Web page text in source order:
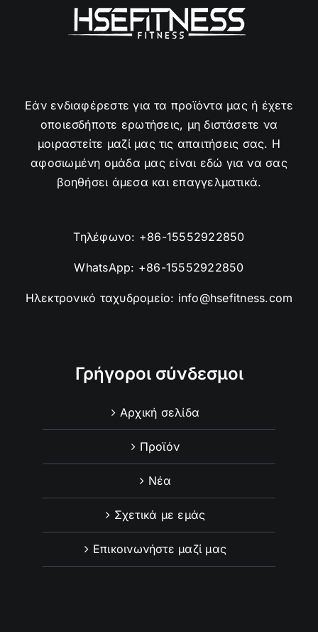
Εάν ενδιαφέρεστε για τα προϊόντα μας ή έχετε
οποιεσδήποτε ερωτήσεις, μη διστάσετε να
μοιραστείτε μαζί μας τις απαιτήσεις σας. Η
αφοσιωμένη ομάδα μας είναι εδώ για να σας
βοηθήσει άμεσα και επαγγελματικά.
Τηλέφωνο: +86-15552922850
WhatsApp: +86-15552922850
Ηλεκτρονικό ταχυδρομείο: info@hsefitness.com
Γρήγοροι σύνδεσμοι
Αρχική σελίδα
Προϊόν
Νέα
Σχετικά με εμάς
Επικοινωνήστε μαζί μας